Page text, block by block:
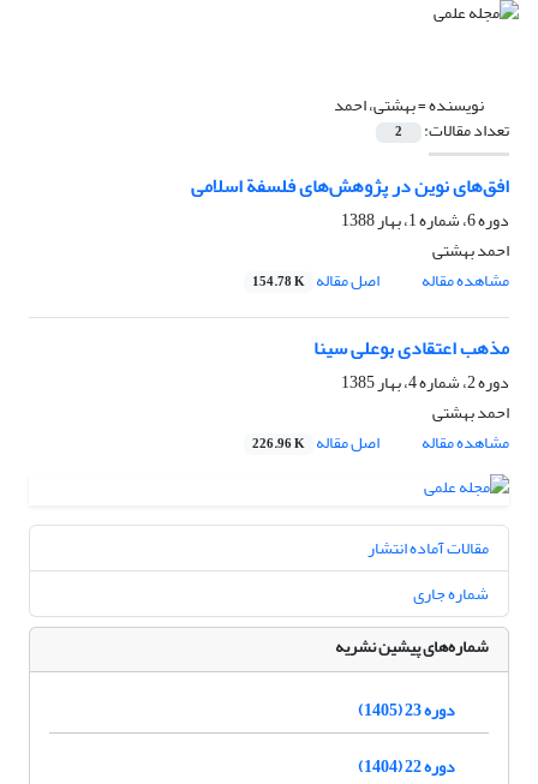
نویسنده =بهشتی، احمد
تعداد مقالات: 2
افق‌های نوین در پژوهش‌های فلسفة اسلامی
دوره 6، شماره 1، بهار 1388
احمد بهشتی
مشاهده مقاله
اصل مقاله 154.78 K
مذهب اعتقادی بوعلی سینا
دوره 2، شماره 4، بهار 1385
احمد بهشتی
مشاهده مقاله
اصل مقاله 226.96 K
مقالات آماده انتشار
شماره جاری
شماره‌های پیشین نشریه
دوره 23 (1405)
دوره 22 (1404)